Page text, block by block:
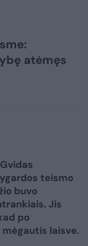
atėmęs
teismo
buvo
Jis
po
laisve.